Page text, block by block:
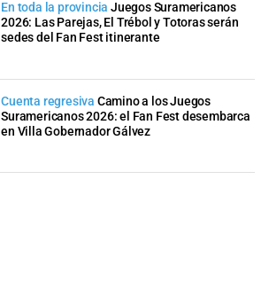
En toda la provincia Juegos Suramericanos
2026: Las Parejas, El Trébol y Totoras serán
sedes del Fan Fest itinerante
Cuenta regresiva Camino a los Juegos
Suramericanos 2026: el Fan Fest desembarca
en Villa Gobernador Gálvez